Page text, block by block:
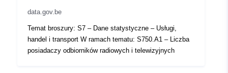
data.gov.be
Temat broszury: S7 – Dane statystyczne – Usługi,
handel i transport W ramach tematu: S750.A1 – Liczba
posiadaczy odbiorników radiowych i telewizyjnych